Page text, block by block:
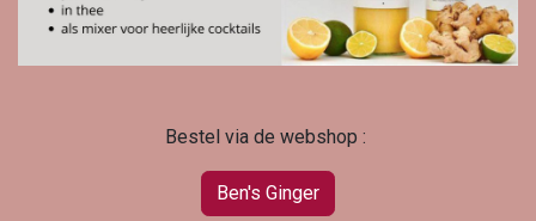
Bestel via de webshop :
Ben's Ginger